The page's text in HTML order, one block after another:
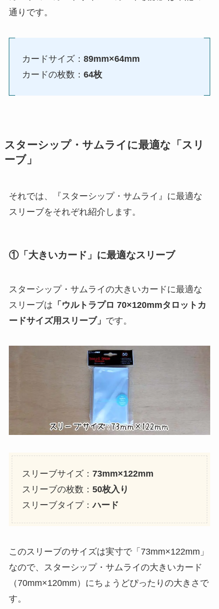
通りです。
カードサイズ： 89mm×64mm
カードの枚数： 64枚
スターシップ・サムライに最適な「スリ
ーブ」
それでは、『スターシップ・サムライ』に最適な
スリーブをそれぞれ紹介します。
①「大きいカード」に最適なスリーブ
スターシップ・サムライの大きいカードに最適な
スリーブは 「ウルトラプロ 70×120mmタロットカ
ードサイズ用スリーブ」 です。
スリーブサイズ： 73mm×122mm
スリーブの枚数： 50枚入り
スリーブタイプ：ハード
このスリーブのサイズは実寸で「73mm×122mm」
なので、スターシップ・サムライの大きいカード
（70mm×120mm）にちょうどぴったりの大きさで
す。